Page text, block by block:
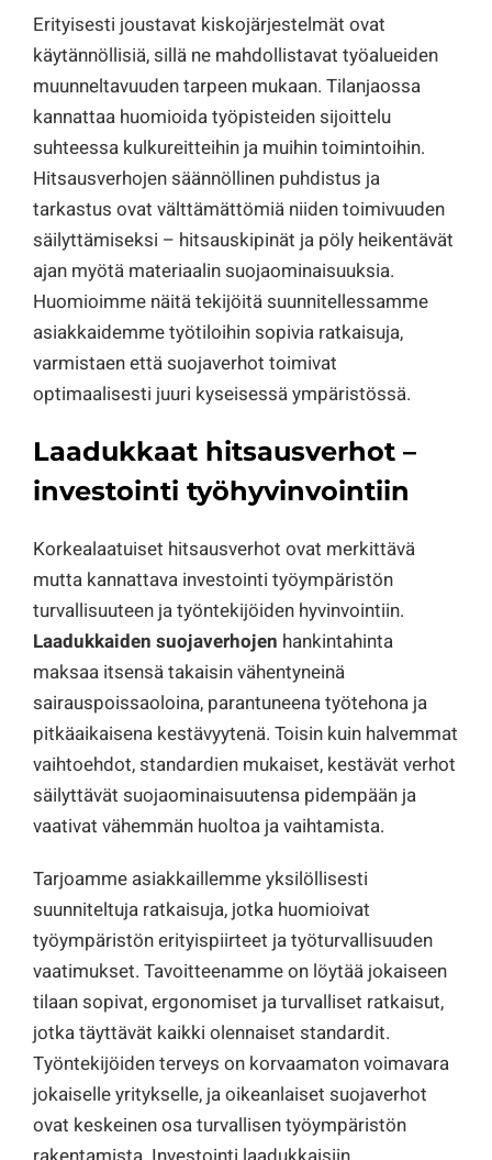
Erityisesti joustavat kiskojärjestelmät ovat
käytännöllisiä, sillä ne mahdollistavat työalueiden
muunneltavuuden tarpeen mukaan. Tilanjaossa
kannattaa huomioida työpisteiden sijoittelu
suhteessa kulkureitteihin ja muihin toimintoihin.
Hitsausverhojen säännöllinen puhdistus ja
tarkastus ovat välttämättömiä niiden toimivuuden
säilyttämiseksi – hitsauskipinät ja pöly heikentävät
ajan myötä materiaalin suojaominaisuuksia.
Huomioimme näitä tekijöitä suunnitellessamme
asiakkaidemme työtiloihin sopivia ratkaisuja,
varmistaen että suojaverhot toimivat
optimaalisesti juuri kyseisessä ympäristössä.
Laadukkaat hitsausverhot –
investointi työhyvinvointiin
Korkealaatuiset hitsausverhot ovat merkittävä
mutta kannattava investointi työympäristön
turvallisuuteen ja työntekijöiden hyvinvointiin.
Laadukkaiden suojaverhojen hankintahinta
maksaa itsensä takaisin vähentyneinä
sairauspoissaoloina, parantuneena työtehona ja
pitkäaikaisena kestävyytenä. Toisin kuin halvemmat
vaihtoehdot, standardien mukaiset, kestävät verhot
säilyttävät suojaominaisuutensa pidempään ja
vaativat vähemmän huoltoa ja vaihtamista.
Tarjoamme asiakkaillemme yksilöllisesti
suunniteltuja ratkaisuja, jotka huomioivat
työympäristön erityispiirteet ja työturvallisuuden
vaatimukset. Tavoitteenamme on löytää jokaiseen
tilaan sopivat, ergonomiset ja turvalliset ratkaisut,
jotka täyttävät kaikki olennaiset standardit.
Työntekijöiden terveys on korvaamaton voimavara
jokaiselle yritykselle, ja oikeanlaiset suojaverhot
ovat keskeinen osa turvallisen työympäristön